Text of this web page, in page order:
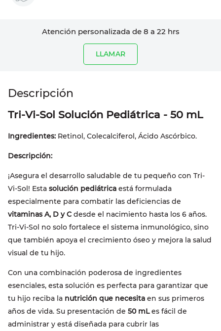
Atención personalizada de 8 a 22 hrs
LLAMAR
Tri-Vi-Sol Solución Pediátrica - 50 mL
Ingredientes: Retinol, Colecalciferol, Ácido Ascórbico.
Descripción:
¡Asegura el desarrollo saludable de tu pequeño con Tri-
Vi-Sol! Esta solución pediátrica está formulada
especialmente para combatir las deficiencias de
vitaminas A, D y C desde el nacimiento hasta los 6 años.
Tri-Vi-Sol no solo fortalece el sistema inmunológico, sino
que también apoya el crecimiento óseo y mejora la salud
visual de tu hijo.
Con una combinación poderosa de ingredientes
esenciales, esta solución es perfecta para garantizar que
tu hijo reciba la nutrición que necesita en sus primeros
años de vida. Su presentación de 50 mLes fácil de
administrar y está diseñada para cubrir las